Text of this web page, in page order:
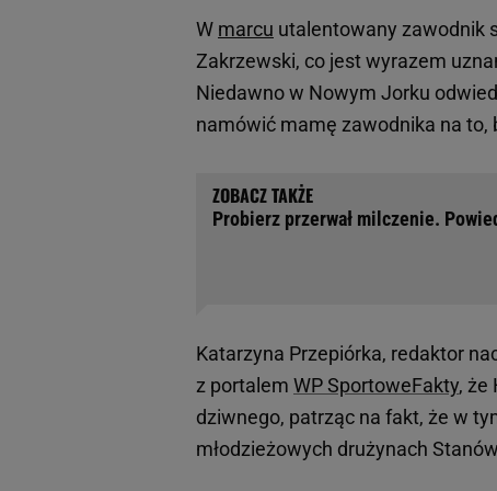
W marcu utalentowany zawodnik
Zakrzewski, co jest wyrazem
Niedawno w Nowym Jorku
namówić mamę zawodnika na to,
Probierz przerwał milczenie.
Katarzyna Przepiórka, redaktor
z portalem WP SportoweFakty, że
dziwnego, patrząc na fakt, że w
młodzieżowych drużynach